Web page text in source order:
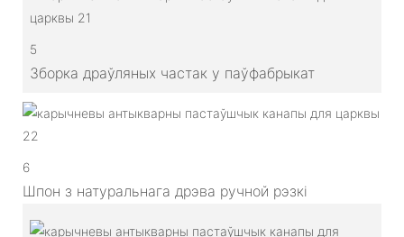
5
Зборка драўляных частак у паўфабрыкат
6
Шпон з натуральнага дрэва ручной рэзкі